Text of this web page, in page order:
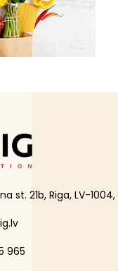
kotletes
cita majputnu gaļa
, kūkas un
st. 21b, Riga, LV-
965